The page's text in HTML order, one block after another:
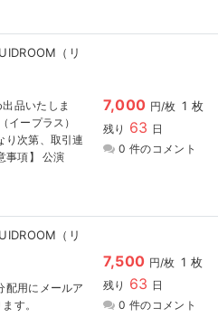
（リ
品いたしま
イープラス）
り次第、取引連
事項】 公演
7,000 円/枚 1 枚
残り 63 日
0 件のコメント
（リ
配用にメールア
す。
7,500 円/枚 1 枚
残り 63 日
0 件のコメント